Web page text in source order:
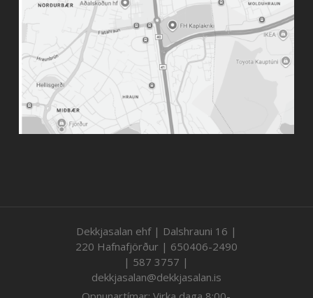
Dekkjasalan ehf | Dalshrauni 16 |
220 Hafnafjörður | 650406-2490
| 587 3757 |
dekkjasalan@dekkjasalan.is